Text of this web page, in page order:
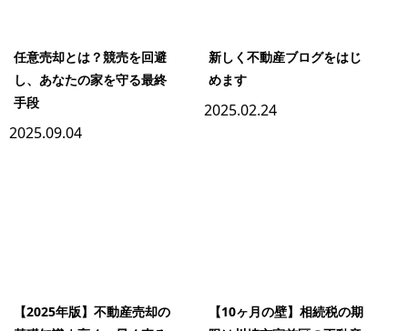
任意売却とは？競売を回避
し、あなたの家を守る最終
手段
2025.09.04
新しく不動産ブログをはじ
めます
2025.02.24
【2025年版】不動産売却の
【10ヶ月の壁】相続税の期